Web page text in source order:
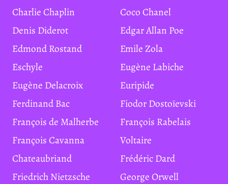
Charlie Chaplin
Coco Chanel
Denis Diderot
Edgar Allan Poe
Edmond Rostand
Emile Zola
Eschyle
Eugène Labiche
Eugène Delacroix
Euripide
Ferdinand Bac
Fiodor Dostoïevski
François de Malherbe
François Rabelais
François Cavanna
Voltaire
Chateaubriand
Frédéric Dard
Friedrich Nietzsche
George Orwell